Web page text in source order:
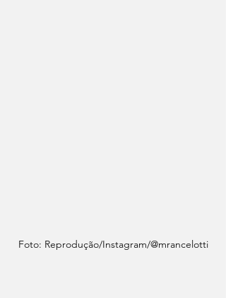
Foto: Reprodução/Instagram/@mrancelotti